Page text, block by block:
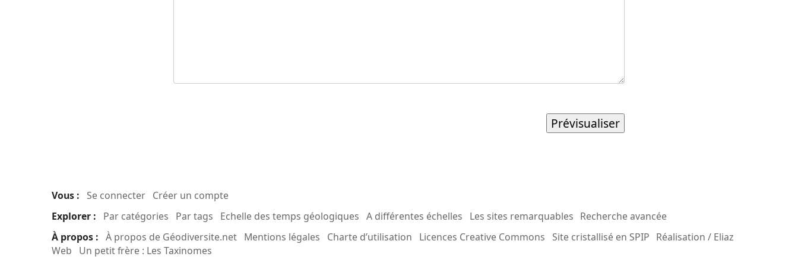
Vous : Se connecter Créer un compte
Explorer :
Par catégories Par tags Echelle des temps géologiques A différentes échelles Les sites remarquables Recherche avancée
À propos : À propos de Géodiversite.net Mentions légales Charte d’utilisation Licences Creative Commons Site cristallisé en SPIP Réalisation / Eliaz
Web
Un petit frère : Les Taxinomes